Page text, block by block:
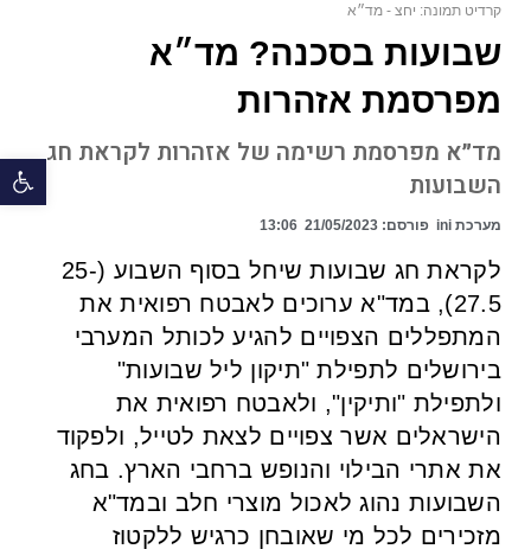
קרדיט תמונה: יחצ - מד״א
שבועות בסכנה? מד״א
מפרסמת אזהרות
מד״א מפרסמת רשימה של אזהרות לקראת חג
השבועות
מערכת ini פורסם: 13:06
לקראת חג שבועות שיחל בסוף השבוע (25-
27.5), במד"א ערוכים לאבטח רפואית את
המתפללים הצפויים להגיע לכותל המערבי
בירושלים לתפילת "תיקון ליל שבועות"
ולתפילת "ותיקין", ולאבטח רפואית את
הישראלים אשר צפויים לצאת לטייל, ולפקוד
את אתרי הבילוי והנופש ברחבי הארץ. בחג
השבועות נהוג לאכול מוצרי חלב ובמד"א
מזכירים לכל מי שאובחן כרגיש ללקטוז